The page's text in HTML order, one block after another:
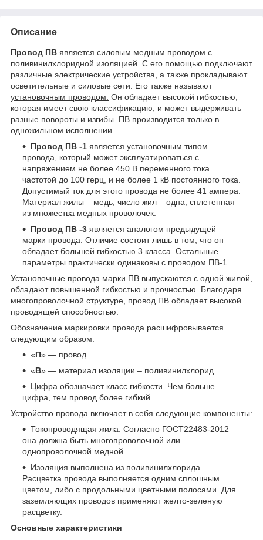
Описание
Провод ПВ является силовым медным проводом с
поливинилхлоридной изоляцией. С его помощью подключают
различные электрические устройства, а также прокладывают
осветительные и силовые сети. Его также называют
установочным проводом. Он обладает высокой гибкостью,
которая имеет свою классификацию, и может выдерживать
разные повороты и изгибы. ПВ производится только в
одножильном исполнении.
Провод ПВ -1 является установочным типом
провода, который может эксплуатироваться с
напряжением не более 450 В переменного тока
частотой до 100 герц, и не более 1 кВ постоянного тока.
Допустимый ток для этого провода не более 41 ампера.
Материал жилы – медь, число жил – одна, сплетенная
из множества медных проволочек.
Провод ПВ -3 является аналогом предыдущей
марки провода. Отличие состоит лишь в том, что он
обладает большей гибкостью 3 класса. Остальные
параметры практически одинаковы с проводом ПВ-1.
Установочные провода марки ПВ выпускаются с одной жилой,
обладают повышенной гибкостью и прочностью. Благодаря
многопроволочной структуре, провод ПВ обладает высокой
проводящей способностью.
Обозначение маркировки провода расшифровывается
следующим образом:
«П» — провод.
«В» — материал изоляции – поливинилхлорид.
Цифра обозначает класс гибкости. Чем больше
цифра, тем провод более гибкий.
Устройство провода включает в себя следующие компоненты:
Токопроводящая жила. Согласно ГОСТ22483-2012
она должна быть многопроволочной или
однопроволочной медной.
Изоляция выполнена из поливинилхлорида.
Расцветка провода выполняется одним сплошным
цветом, либо с продольными цветными полосами. Для
заземляющих проводов применяют желто-зеленую
расцветку.
Основные характеристики